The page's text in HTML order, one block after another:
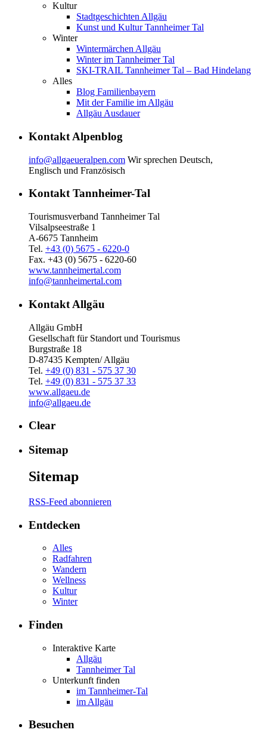
Kultur
Stadtgeschichten Allgäu
Kunst und Kultur Tannheimer Tal
Winter
Wintermärchen Allgäu
Winter im Tannheimer Tal
SKI-TRAIL Tannheimer Tal – Bad Hindelang
Alles
Blog Familienbayern
Mit der Familie im Allgäu
Allgäu Ausdauer
Kontakt Alpenblog
info@allgaeueralpen.com Wir sprechen Deutsch,
Englisch und Französisch
Kontakt Tannheimer-Tal
Tourismusverband Tannheimer Tal
Vilsalpseestraße 1
A-6675 Tannheim
Tel. +43 (0) 5675 - 6220-0
Fax. +43 (0) 5675 - 6220-60
www.tannheimertal.com
info@tannheimertal.com
Kontakt Allgäu
Allgäu GmbH
Gesellschaft für Standort und Tourismus
Burgstraße 18
D-87435 Kempten/ Allgäu
Tel. +49 (0) 831 - 575 37 30
Tel. +49 (0) 831 - 575 37 33
www.allgaeu.de
info@allgaeu.de
Clear
Sitemap
Sitemap
RSS-Feed abonnieren
Entdecken
Alles
Radfahren
Wandern
Wellness
Kultur
Winter
Finden
Interaktive Karte
Allgäu
Tannheimer Tal
Unterkunft finden
im Tannheimer-Tal
im Allgäu
Besuchen